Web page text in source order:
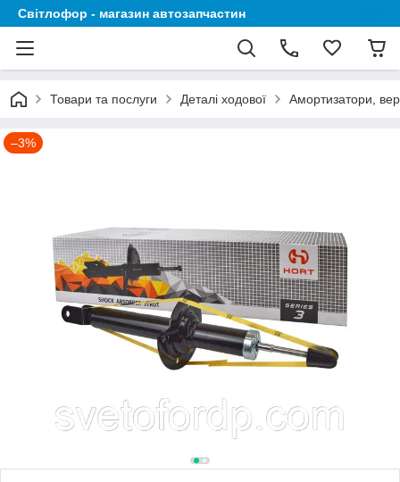
Світлофор - магазин автозапчастин
Товари та послуги Деталі ходової Амортизатори,
–3%